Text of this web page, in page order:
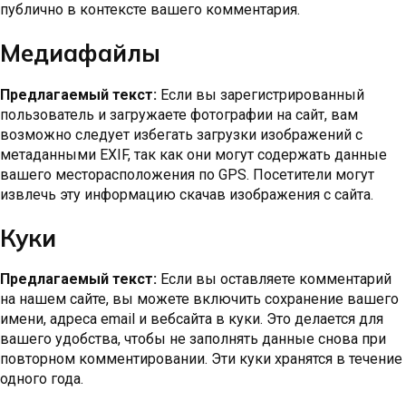
публично в контексте вашего комментария.
Медиафайлы
Предлагаемый текст: Если вы зарегистрированный
пользователь и загружаете фотографии на сайт, вам
возможно следует избегать загрузки изображений с
метаданными EXIF, так как они могут содержать данные
вашего месторасположения по GPS. Посетители могут
извлечь эту информацию скачав изображения с сайта.
Куки
Предлагаемый текст: Если вы оставляете комментарий
на нашем сайте, вы можете включить сохранение вашего
имени, адреса email и вебсайта в куки. Это делается для
вашего удобства, чтобы не заполнять данные снова при
повторном комментировании. Эти куки хранятся в течение
одного года.